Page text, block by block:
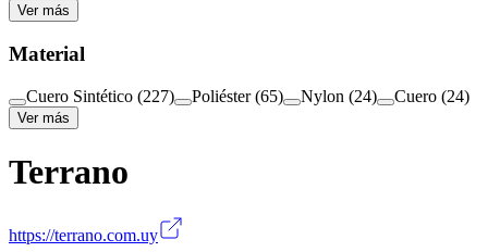
Ver más
Material
Cuero Sintético (227) Poliéster (65) Nylon (24) Cuero (24)
Ver más
Terrano
https://terrano.com.uy